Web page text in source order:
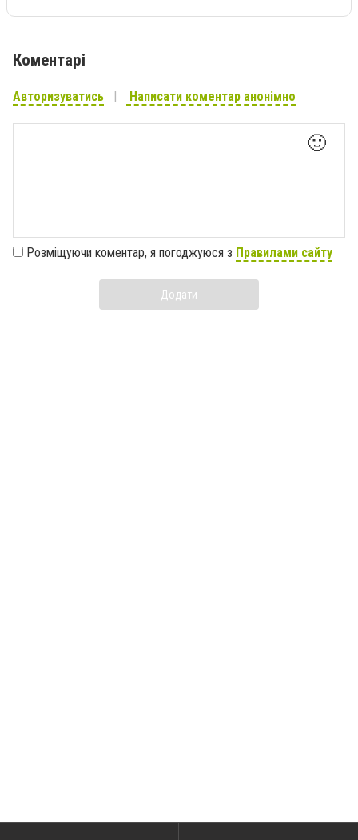
Коментарі
Авторизуватись Написати коментар анонімно
🙂
Розміщуючи коментар, я погоджуюся з Правилами сайту
Додати